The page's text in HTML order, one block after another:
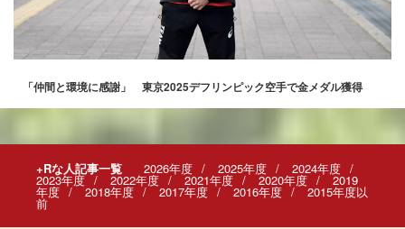
「仲間と環境に感謝」 東京2025デフリンピック空手で金メダル獲得
+Rな人記事一覧 2026年度 2025年度 2024年度
2023年度 2022年度 2021年度 2020年度 2019
年度 2018年度 2017年度 2016年度 2015年度以
前